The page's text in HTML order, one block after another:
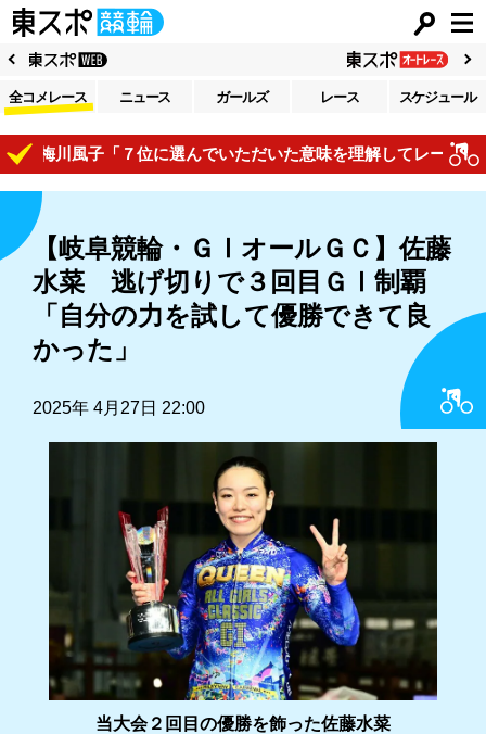
全コメレース ニュース ガールズ レース スケジュール
川風子「７位に選んでいただいた意味を理解してレースで自己
【岐阜競輪・ＧⅠオールＧＣ】佐藤
水菜 逃げ切りで３回目ＧⅠ制覇
「自分の力を試して優勝できて良
かった」
2025年 4月27日 22:00
当大会２回目の優勝を飾った佐藤水菜